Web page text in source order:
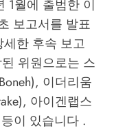
1월에 출범한 이
보고서를 발표
한 후속 보고
위원으로는 스
이더리움
아이겐랩스
이 있습니다 .